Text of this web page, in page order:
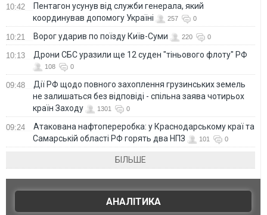
10:42
Пентагон усунув від служби генерала, який
координував допомогу Україні
257 0
10:21 Ворог ударив по поїзду Київ-Суми 220 0
10:13 Дрони СБС уразили ще 12 суден "тіньового флоту" РФ
108 0
09:48
Дії РФ щодо повного захоплення грузинських земель
не залишаться без відповіді - спільна заява чотирьох
країн Заходу
1301 0
09:24
Атакована нафтопереробка: у Краснодарському краї та
Самарській області РФ горять два НПЗ
101 0
БІЛЬШЕ
АНАЛІТИКА